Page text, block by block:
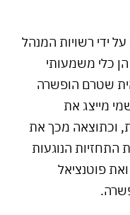
ידי רשויות המנהל
הן כלי משמעותי
שטרם הופשרה
מייצג את
וכתוצאה מכך את
התחזיות הנוגעות
פוטנציאל